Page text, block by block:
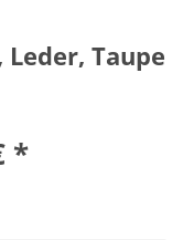
Leder, Taupe
*